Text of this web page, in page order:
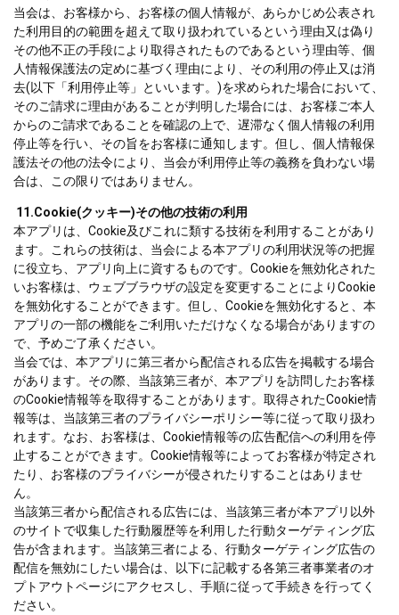
当会は、お客様から、お客様の個人情報が、あらかじめ公表され
た利用目的の範囲を超えて取り扱われているという理由又は偽り
その他不正の手段により取得されたものであるという理由等、個
人情報保護法の定めに基づく理由により、その利用の停止又は消
去(以下「利用停止等」といいます。)を求められた場合において、
そのご請求に理由があることが判明した場合には、お客様ご本人
からのご請求であることを確認の上で、遅滞なく個人情報の利用
停止等を行い、その旨をお客様に通知します。但し、個人情報保
護法その他の法令により、当会が利用停止等の義務を負わない場
合は、この限りではありません。
11.Cookie(クッキー)その他の技術の利用
本アプリは、Cookie及びこれに類する技術を利用することがあり
ます。これらの技術は、当会による本アプリの利用状況等の把握
に役立ち、アプリ向上に資するものです。Cookieを無効化された
いお客様は、ウェブブラウザの設定を変更することによりCookie
を無効化することができます。但し、Cookieを無効化すると、本
アプリの一部の機能をご利用いただけなくなる場合がありますの
で、予めご了承ください。
当会では、本アプリに第三者から配信される広告を掲載する場合
があります。その際、当該第三者が、本アプリを訪問したお客様
のCookie情報等を取得することがあります。取得されたCookie情
報等は、当該第三者のプライバシーポリシー等に従って取り扱わ
れます。なお、お客様は、Cookie情報等の広告配信への利用を停
止することができます。Cookie情報等によってお客様が特定され
たり、お客様のプライバシーが侵されたりすることはありませ
ん。
当該第三者から配信される広告には、当該第三者が本アプリ以外
のサイトで収集した行動履歴等を利用した行動ターゲティング広
告が含まれます。当該第三者による、行動ターゲティング広告の
配信を無効にしたい場合は、以下に記載する各第三者事業者のオ
プトアウトページにアクセスし、手順に従って手続きを行ってく
ださい。